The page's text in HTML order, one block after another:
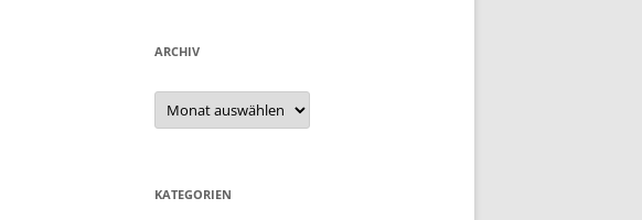
ARCHIV
Archiv
KATEGORIEN